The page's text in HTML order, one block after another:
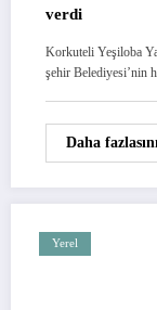
verdi
Korkuteli Yeşiloba
şehir Belediyesi’nin
Daha
Yerel